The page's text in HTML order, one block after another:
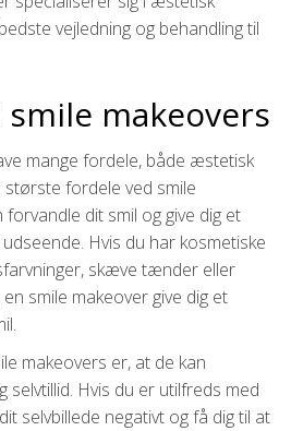
vejledning og behandling til
makeovers
mange fordele, både æstetisk
største fordele ved smile
dit smil og give dig et
Hvis du har kosmetiske
skæve tænder eller
smile makeover give dig et
makeovers er, at de kan
Hvis du er utilfreds med
selvbillede negativt og få dig til at